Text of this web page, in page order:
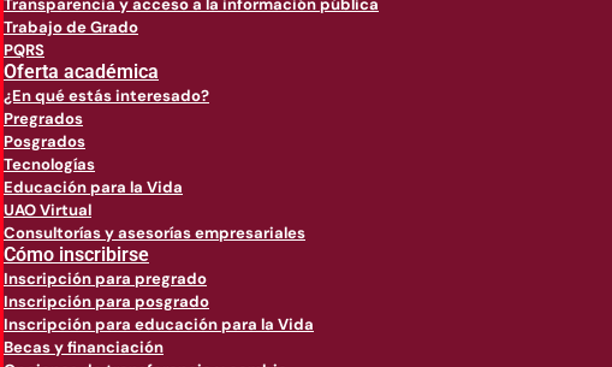
Transparencia y acceso a la información pública
Trabajo de Grado
PQRS
Oferta académica
¿En qué estás interesado?
Pregrados
Posgrados
Tecnologías
Educación para la Vida
UAO Virtual
Consultorías y asesorías empresariales
Cómo inscribirse
Inscripción para pregrado
Inscripción para posgrado
Inscripción para educación para la Vida
Becas y financiación